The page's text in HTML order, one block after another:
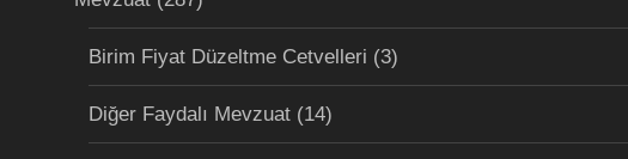
Birim Fiyat Düzeltme Cetvelleri (3)
Diğer Faydalı Mevzuat (14)